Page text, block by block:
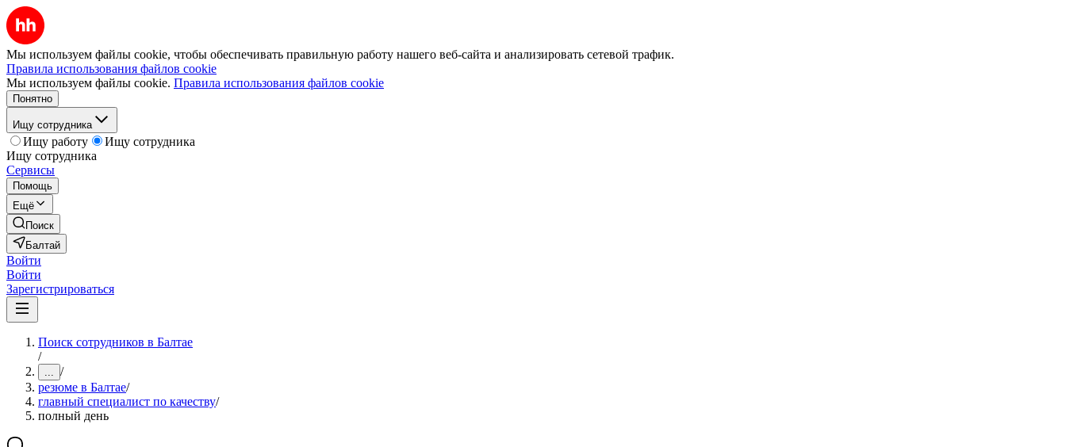
Мы используем файлы cookie, чтобы обеспечивать правильную работу нашего веб-сайта и анализировать сетевой трафик.
Правила использования файлов cookie
Мы используем файлы cookie. Правила использования файлов cookie
Понятно
Ищу сотрудника
Ищу работу
Ищу сотрудника
Ищу сотрудника
Сервисы
Помощь
Ещё
Поиск
Балтай
Войти
Войти
Зарегистрироваться
Поиск сотрудников в Балтае
/
... /
резюме в Балтае/
главный специалист по качеству/
полный день